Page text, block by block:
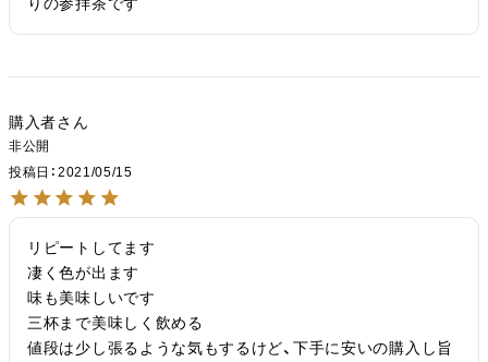
購入者
非公開
投稿日
2021/05/15
リピートしてます
凄く色が出ます
味も美味しいです
三杯まで美味しく飲める
値段は少し張るような気もするけど、下手に安いの購入し旨